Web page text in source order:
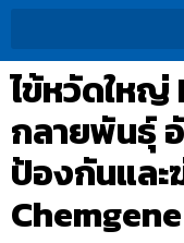
ไข้หวัดใหญ่
กลายพันธุ์
ป้องกันและ